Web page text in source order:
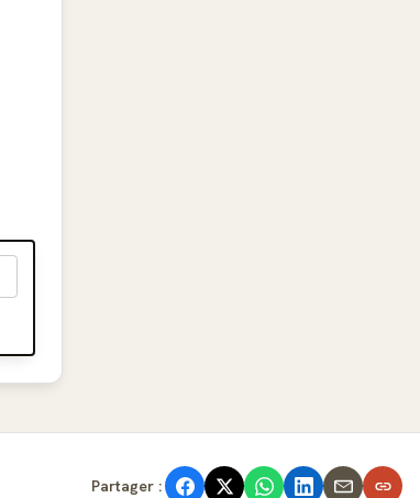
Partager :